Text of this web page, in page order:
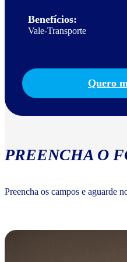
Benefícios:
Vale-Transporte
Quero
PREENCHA O
Preencha os campos e aguarde